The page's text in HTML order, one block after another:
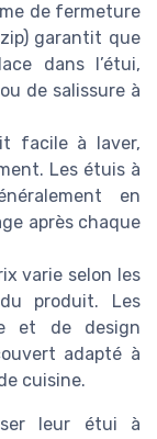
de fermeture
garantit que
dans l’étui,
de salissure à
facile à laver,
Les étuis à
en
après chaque
varie selon les
produit. Les
et de design
adapté à
cuisine.
leur étui à